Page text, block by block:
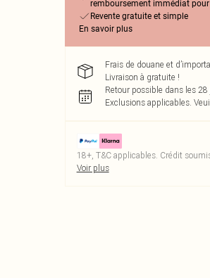
remboursement immédiat
Revente gratuite et simple
En savoir plus
Frais de douane et
Livraison à gratuite !
Retour possible dans les 28
Exclusions applicables.
18+, T&C applicables. Crédit
Voir plus